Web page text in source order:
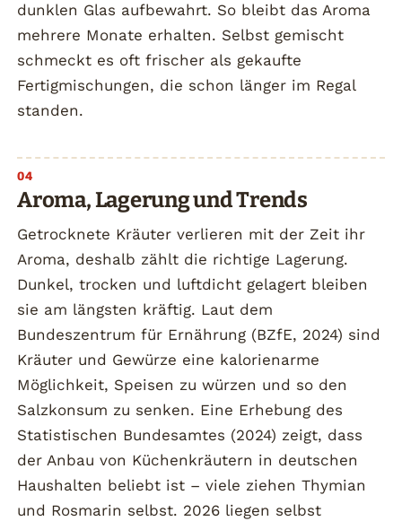
dunklen Glas aufbewahrt. So bleibt das Aroma
mehrere Monate erhalten. Selbst gemischt
schmeckt es oft frischer als gekaufte
Fertigmischungen, die schon länger im Regal
standen.
Aroma, Lagerung und Trends
Getrocknete Kräuter verlieren mit der Zeit ihr
Aroma, deshalb zählt die richtige Lagerung.
Dunkel, trocken und luftdicht gelagert bleiben
sie am längsten kräftig. Laut dem
Bundeszentrum für Ernährung (BZfE, 2024) sind
Kräuter und Gewürze eine kalorienarme
Möglichkeit, Speisen zu würzen und so den
Salzkonsum zu senken. Eine Erhebung des
Statistischen Bundesamtes (2024) zeigt, dass
der Anbau von Küchenkräutern in deutschen
Haushalten beliebt ist – viele ziehen Thymian
und Rosmarin selbst. 2026 liegen selbst